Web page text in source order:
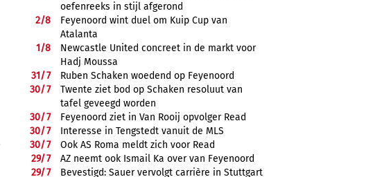
oefenreeks in stijl afgerond
2/8
Feyenoord wint duel om Kuip Cup van
Atalanta
1/8
Newcastle United concreet in de markt voor
Hadj Moussa
31/7
Ruben Schaken woedend op Feyenoord
30/7
Twente ziet bod op Schaken resoluut van
tafel geveegd worden
30/7
Feyenoord ziet in Van Rooij opvolger Read
30/7
Interesse in Tengstedt vanuit de MLS
30/7
Ook AS Roma meldt zich voor Read
29/7
AZ neemt ook Ismail Ka over van Feyenoord
29/7
Bevestigd: Sauer vervolgt carrière in Stuttgart